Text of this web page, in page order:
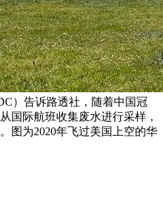
）告诉路透社，随着中国冠
国际航班收集废水进行采样，
图为2020年飞过美国上空的华